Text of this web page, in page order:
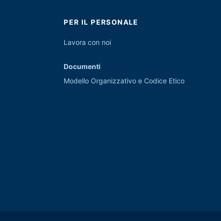
PER IL PERSONALE
Lavora con noi
Documenti
Modello Organizzativo e Codice Etico